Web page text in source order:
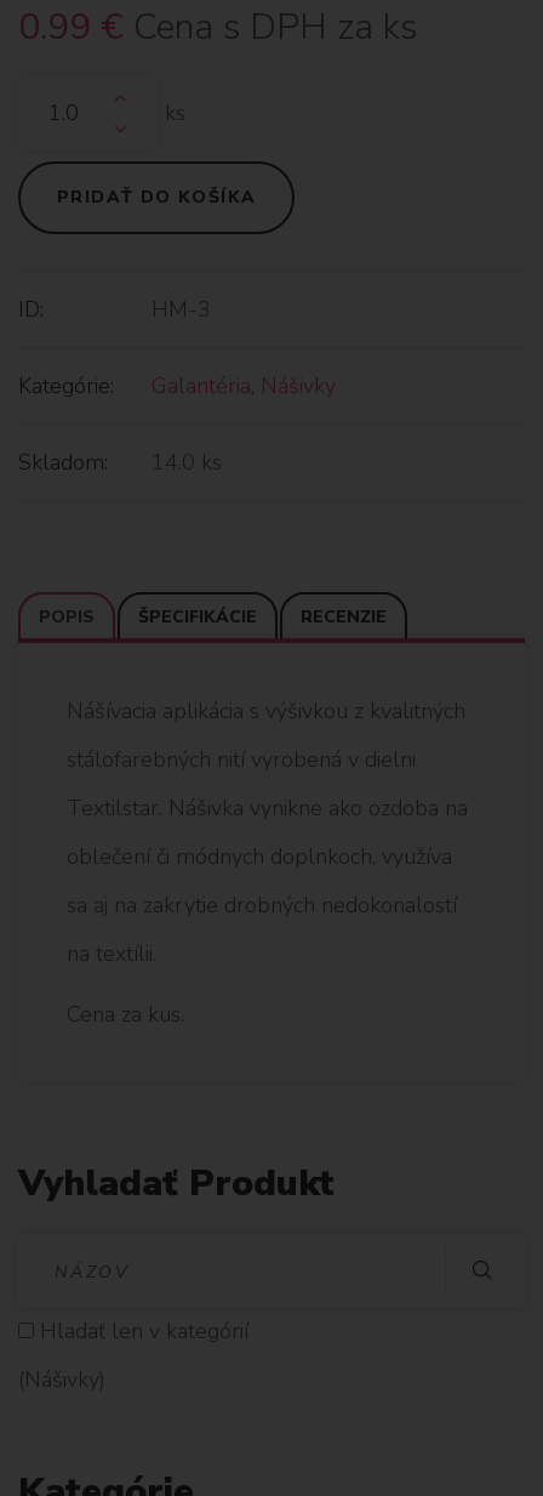
0.99 € Cena s DPH za ks
ks
PRIDAŤ DO KOŠÍKA
ID: HM-3
Kategórie: Galantéria, Nášivky
Skladom: 14.0 ks
POPIS ŠPECIFIKÁCIE RECENZIE
Nášívacia aplikácia s výšivkou z kvalitných
stálofarebných nití vyrobená v dielni
Textilstar. Nášivka vynikne ako ozdoba na
oblečení či módnych doplnkoch, využíva
sa aj na zakrytie drobných nedokonalostí
na textílii.
Cena za kus.
Vyhladať Produkt
Hladať len v kategórií
(Nášivky)